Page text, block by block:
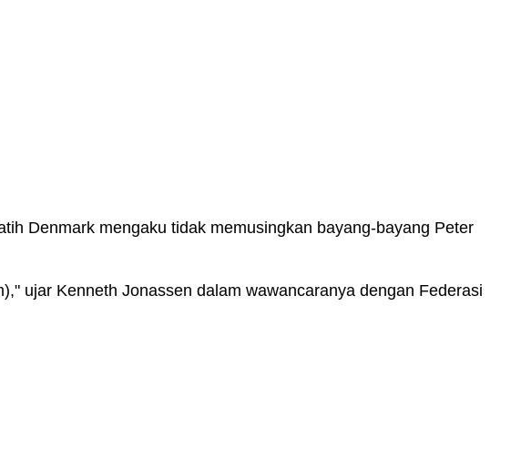
Denmark mengaku tidak memusingkan bayang-bayang Peter
ujar Kenneth Jonassen dalam wawancaranya dengan Federasi